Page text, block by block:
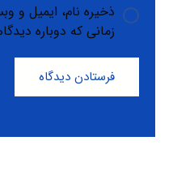
ذخیره نام، ایمیل و
زمانی که دوباره
فرستادن دیدگاه